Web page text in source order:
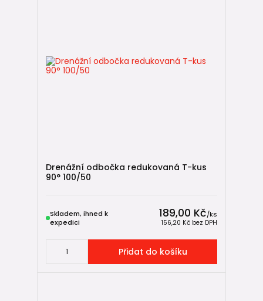
Drenážní odbočka redukovaná T-kus
90° 100/50
189,00 Kč/ks
156,20 Kč bez DPH
Skladem, ihned k
expedici
Přidat do košíku